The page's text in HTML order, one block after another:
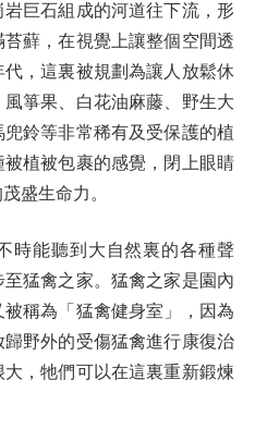
巨石組成的河道往下流，形
蘚，在視覺上讓整個空間透
，這裏被規劃為讓人放鬆休
箏果、白花油麻藤、野生大
鈴等非常稀有及受保護的植
植被包裹的感覺，閉上眼睛
盛生命力。
能聽到大自然裏的各種聲
猛禽之家。猛禽之家是園內
稱為「猛禽健身室」，因為
野外的受傷猛禽進行康復治
，牠們可以在這裏重新鍛煉